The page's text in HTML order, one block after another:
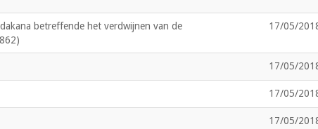
betreffende het verdwijnen van de
17/05/
17/05/
17/05/
17/05/